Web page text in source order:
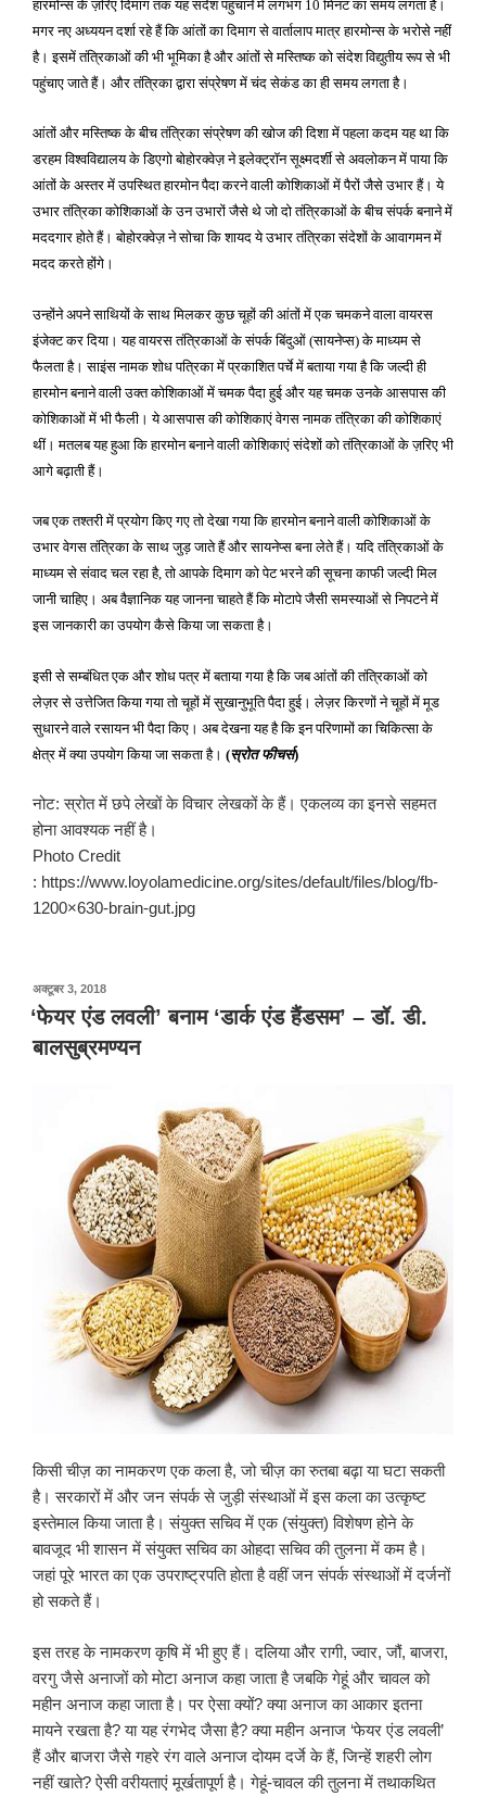
हारमोन्स के ज़रिए दिमाग तक यह संदेश पहुंचाने में लगभग 10 मिनट का समय लगता है।
मगर नए अध्ययन दर्शा रहे हैं कि आंतों का दिमाग से वार्तालाप मात्र हारमोन्स के भरोसे नहीं
है। इसमें तंत्रिकाओं की भी भूमिका है और आंतों से मस्तिष्क को संदेश विद्युतीय रूप से भी
पहुंचाए जाते हैं। और तंत्रिका द्वारा संप्रेषण में चंद सेकंड का ही समय लगता है।
आंतों और मस्तिष्क के बीच तंत्रिका संप्रेषण की खोज की दिशा में पहला कदम यह था कि
डरहम विश्वविद्यालय के डिएगो बोहोरक्वेज़ ने इलेक्ट्रॉन सूक्ष्मदर्शी से अवलोकन में पाया कि
आंतों के अस्तर में उपस्थित हारमोन पैदा करने वाली कोशिकाओं में पैरों जैसे उभार हैं। ये
उभार तंत्रिका कोशिकाओं के उन उभारों जैसे थे जो दो तंत्रिकाओं के बीच संपर्क बनाने में
मददगार होते हैं। बोहोरक्वेज़ ने सोचा कि शायद ये उभार तंत्रिका संदेशों के आवागमन में
मदद करते होंगे।
उन्होंने अपने साथियों के साथ मिलकर कुछ चूहों की आंतों में एक चमकने वाला वायरस
इंजेक्ट कर दिया। यह वायरस तंत्रिकाओं के संपर्क बिंदुओं (सायनेप्स) के माध्यम से
फैलता है। साइंस नामक शोध पत्रिका में प्रकाशित पर्चे में बताया गया है कि जल्दी ही
हारमोन बनाने वाली उक्त कोशिकाओं में चमक पैदा हुई और यह चमक उनके आसपास की
कोशिकाओं में भी फैली। ये आसपास की कोशिकाएं वेगस नामक तंत्रिका की कोशिकाएं
थीं। मतलब यह हुआ कि हारमोन बनाने वाली कोशिकाएं संदेशों को तंत्रिकाओं के ज़रिए भी
आगे बढ़ाती हैं।
जब एक तश्तरी में प्रयोग किए गए तो देखा गया कि हारमोन बनाने वाली कोशिकाओं के
उभार वेगस तंत्रिका के साथ जुड़ जाते हैं और सायनेप्स बना लेते हैं। यदि तंत्रिकाओं के
माध्यम से संवाद चल रहा है,तो आपके दिमाग को पेट भरने की सूचना काफी जल्दी मिल
जानी चाहिए। अब वैज्ञानिक यह जानना चाहते हैं कि मोटापे जैसी समस्याओं से निपटने में
इस जानकारी का उपयोग कैसे किया जा सकता है।
इसी से सम्बंधित एक और शोध पत्र में बताया गया है कि जब आंतों की तंत्रिकाओं को
लेज़र से उत्तेजित किया गया तो चूहों में सुखानुभूति पैदा हुई। लेज़र किरणों ने चूहों में मूड
सुधारने वाले रसायन भी पैदा किए। अब देखना यह है कि इन परिणामों का चिकित्सा के
क्षेत्र में क्या उपयोग किया जा सकता है। (स्रोत फीचर्स)
नोट: स्रोत में छपे लेखों के विचार लेखकों के हैं। एकलव्य का इनसे सहमत
होना आवश्यक नहीं है।
Photo Credit
: https://www.loyolamedicine.org/sites/default/files/blog/fb-
1200×630-brain-gut.jpg
अक्टूबर 3, 2018पर
प्रकाशित
किया
गया
‘फेयर एंड लवली’ बनाम ‘डार्क एंड हैंडसम’ – डॉ. डी.
बालसुब्रमण्यन
किसी चीज़ का नामकरण एक कला है, जो चीज़ का रुतबा बढ़ा या घटा सकती
है। सरकारों में और जन संपर्क से जुड़ी संस्थाओं में इस कला का उत्कृष्ट
इस्तेमाल किया जाता है। संयुक्त सचिव में एक (संयुक्त) विशेषण होने के
बावजूद भी शासन में संयुक्त सचिव का ओहदा सचिव की तुलना में कम है।
जहां पूरे भारत का एक उपराष्ट्रपति होता है वहीं जन संपर्क संस्थाओं में दर्जनों
हो सकते हैं।
इस तरह के नामकरण कृषि में भी हुए हैं। दलिया और रागी, ज्वार, जौं, बाजरा,
वरगु जैसे अनाजों को मोटा अनाज कहा जाता है जबकि गेहूं और चावल को
महीन अनाज कहा जाता है। पर ऐसा क्यों? क्या अनाज का आकार इतना
मायने रखता है? या यह रंगभेद जैसा है? क्या महीन अनाज ‘फेयर एंड लवली’
हैं और बाजरा जैसे गहरे रंग वाले अनाज दोयम दर्जे के हैं, जिन्हें शहरी लोग
नहीं खाते? ऐसी वरीयताएं मूर्खतापूर्ण है। गेहूं-चावल की तुलना में तथाकथित